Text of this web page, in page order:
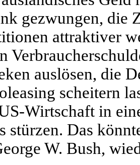
gezwungen, die
attraktiver
auslösen, die
scheitern
Wirtschaft in
stürzen. Das
W. Bush,